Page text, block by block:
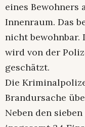
eines Bewohners
Innenraum. Das
nicht bewohnbar.
wird von der
geschätzt.
Die
Brandursache
Neben den